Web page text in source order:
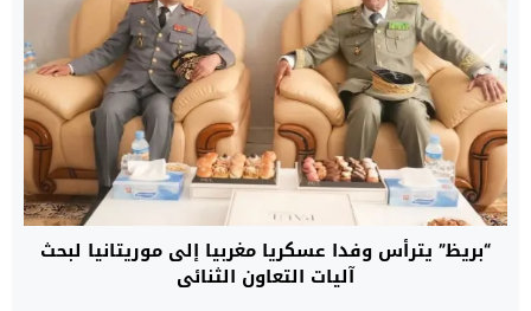
“بريظ” يترأس وفدا عسكريا مغربيا إلى موريتانيا لبحث
آليات التعاون الثنائي